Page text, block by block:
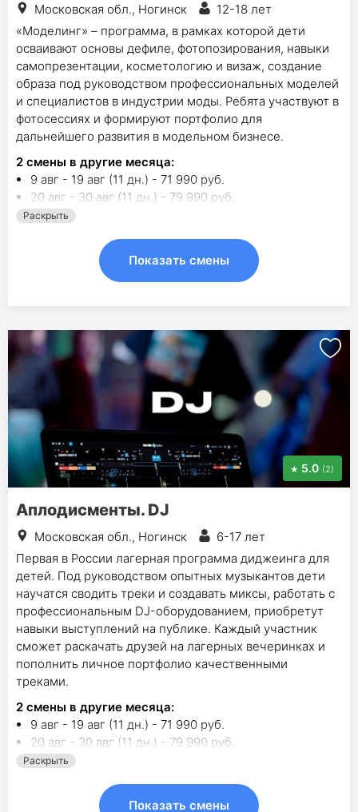
Московская обл., Ногинск
12-18 лет
«Моделинг» – программа, в рамках которой дети
осваивают основы дефиле, фотопозирования, навыки
самопрезентации, косметологию и визаж, создание
образа под руководством профессиональных моделей
и специалистов в индустрии моды. Ребята участвуют в
фотосессиях и формируют портфолио для
дальнейшего развития в модельном бизнесе.
2 смены в другие месяца:
9 авг - 19 авг (11 дн.) - 71 990 руб.
20 авг - 30 авг (11 дн.) - 79 990 руб.
Раскрыть
Показать смены
5.0 (2)
Аплодисменты. DJ
Московская обл., Ногинск
6-17 лет
Первая в России лагерная программа диджеинга для
детей. Под руководством опытных музыкантов дети
научатся сводить треки и создавать миксы, работать с
профессиональным DJ-оборудованием, приобретут
навыки выступлений на публике. Каждый участник
сможет раскачать друзей на лагерных вечеринках и
пополнить личное портфолио качественными
треками.
2 смены в другие месяца:
9 авг - 19 авг (11 дн.) - 71 990 руб.
20 авг - 30 авг (11 дн.) - 79 990 руб.
Раскрыть
Показать смены